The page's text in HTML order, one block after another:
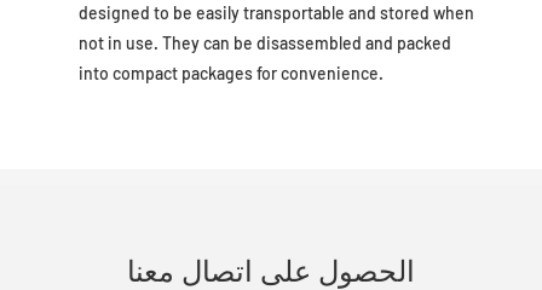
designed to be easily transportable and stored when
not in use. They can be disassembled and packed
into compact packages for convenience.
الحصول على اتصال معنا